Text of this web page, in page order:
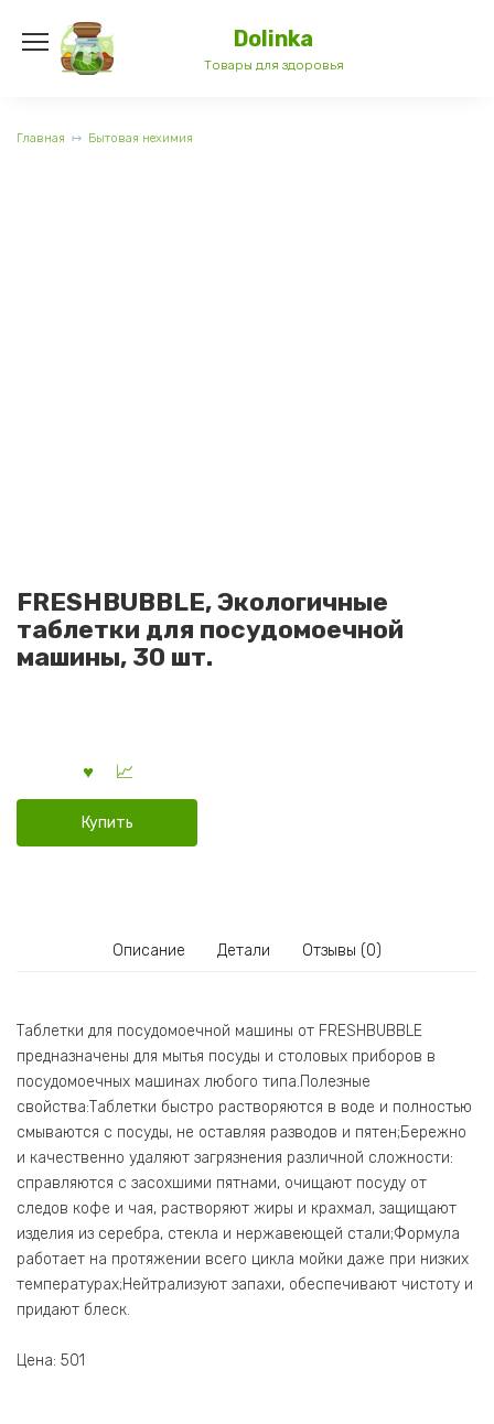
содержанию
Dolinka
Товары для здоровья
Главная Бытовая нехимия
FRESHBUBBLE, Экологичные
таблетки для посудомоечной
машины, 30 шт.
Купить
Описание Детали Отзывы (0)
Таблетки для посудомоечной машины от FRESHBUBBLE
предназначены для мытья посуды и столовых приборов в
посудомоечных машинах любого типа.Полезные
свойства:Таблетки быстро растворяются в воде и полностью
смываются с посуды, не оставляя разводов и пятен;Бережно
и качественно удаляют загрязнения различной сложности:
справляются с засохшими пятнами, очищают посуду от
следов кофе и чая, растворяют жиры и крахмал, защищают
изделия из серебра, стекла и нержавеющей стали;Формула
работает на протяжении всего цикла мойки даже при низких
температурах;Нейтрализуют запахи, обеспечивают чистоту и
придают блеск.
Цена: 501